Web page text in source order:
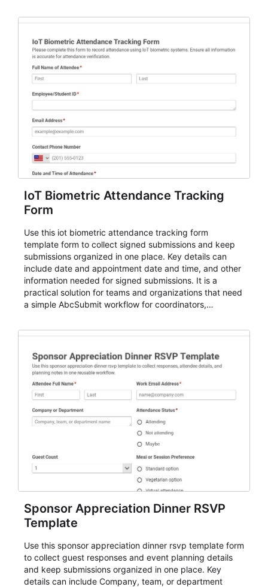
IoT Biometric Attendance Tracking
Form
Use this iot biometric attendance tracking form
template form to collect signed submissions and keep
submissions organized in one place. Key details can
include date and appointment date and time, and other
information needed for signed submissions. It is a
practical solution for teams and organizations that need
a simple AbcSubmit workflow for coordinators,
Sponsor Appreciation Dinner RSVP
Template
Use this sponsor appreciation dinner rsvp template form
to collect guest responses and event planning details
and keep submissions organized in one place. Key
details can include Company, team, or department